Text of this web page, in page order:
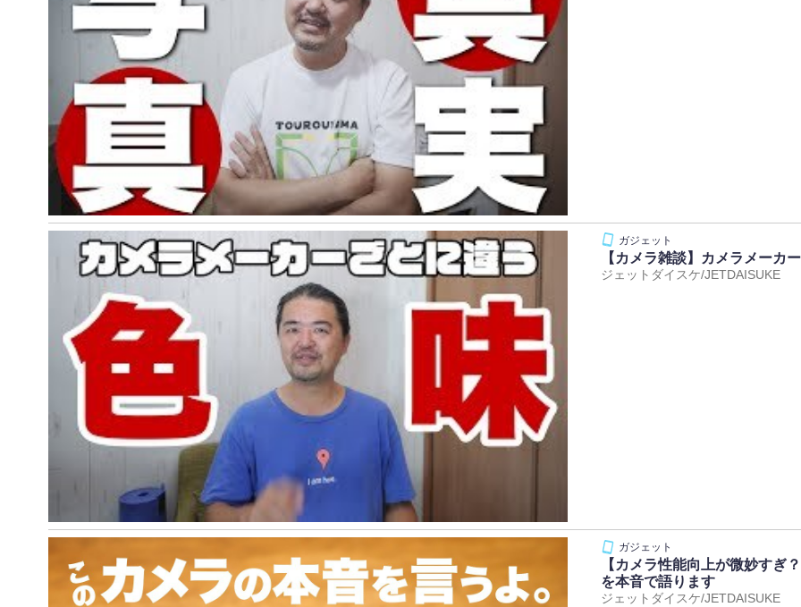
【カメラ雑談】カメラメーカ
ジェットダイスケ/JETDAISUKE
【カメラ性能向上が微妙すぎ
を本音で語ります
ジェットダイスケ/JETDAISUKE